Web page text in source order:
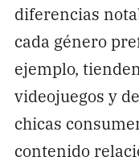
diferencias
cada género
ejemplo,
videojuegos y
chicas
contenido